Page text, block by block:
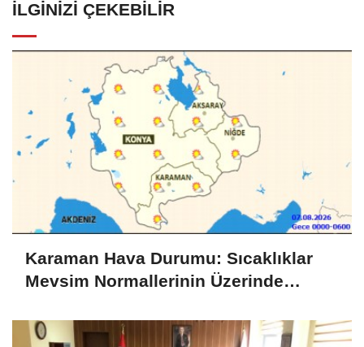
İLGINIZI ÇEKEBILIR
Karaman Hava Durumu: Sıcaklıklar
Mevsim Normallerinin Üzerinde